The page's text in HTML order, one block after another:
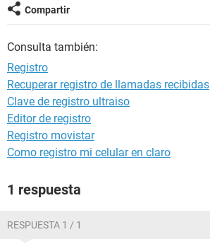
Compartir
Consulta también:
Registro
Recuperar registro de llamadas recibidas
Clave de registro ultraiso
Editor de registro
Registro movistar
Como registro mi celular en claro
1 respuesta
RESPUESTA 1 / 1